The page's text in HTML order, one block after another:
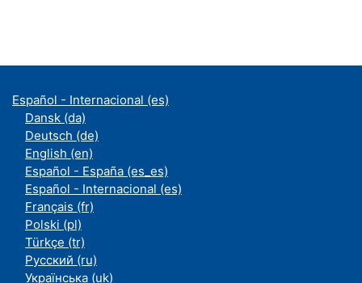
Español - Internacional ‎(es)‎
Dansk ‎(da)‎
Deutsch ‎(de)‎
English ‎(en)‎
Español - España ‎(es_es)‎
Español - Internacional ‎(es)‎
Français ‎(fr)‎
Polski ‎(pl)‎
Türkçe ‎(tr)‎
Русский ‎(ru)‎
Українська ‎(uk)‎